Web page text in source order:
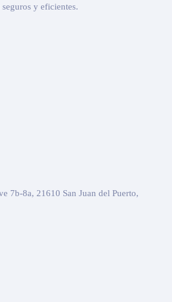
y eficientes.
7b-8a, 21610 San Juan del Puerto,